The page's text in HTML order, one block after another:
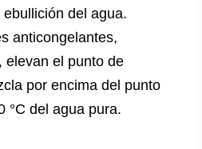
del agua.
anticongelantes,
elevan el punto de
por encima del punto
°C del agua pura.